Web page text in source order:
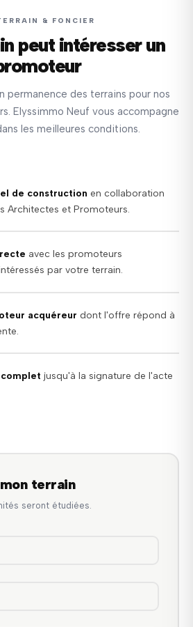
& FONCIER
peut intéresser un
permanence des terrains pour nos
Elyssimmo Neuf vous accompagne
les meilleures conditions.
de construction en collaboration
Architectes et Promoteurs.
avec les promoteurs
par votre terrain.
acquéreur dont l'offre répond à
jusqu'à la signature de l'acte
terrain
seront étudiées.